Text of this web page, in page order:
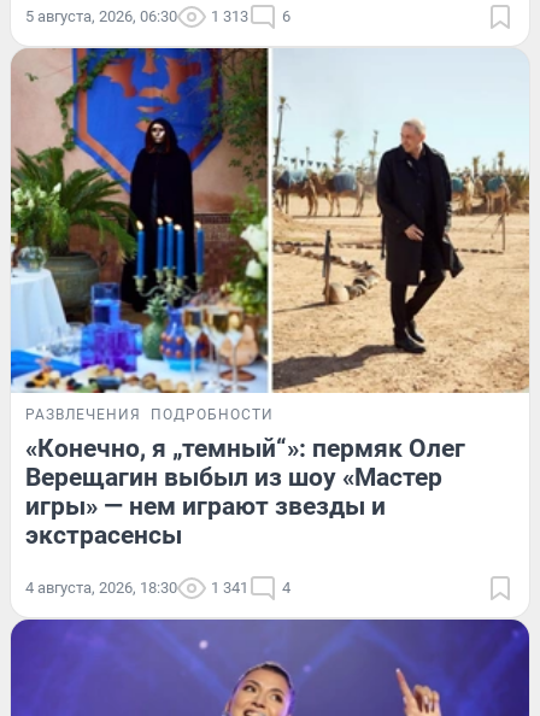
5 августа, 2026, 06:30 1 313 6
РАЗВЛЕЧЕНИЯ ПОДРОБНОСТИ
«Конечно, я „темный“»: пермяк Олег
Верещагин выбыл из шоу «Мастер
игры» — нем играют звезды и
экстрасенсы
4 августа, 2026, 18:30 1 341 4